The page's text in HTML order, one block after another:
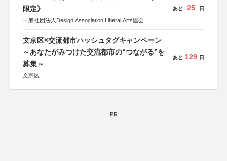
限定》
一般社団法人Design Association Liberal Arts協会
あと 25 日
文京区×交流都市ハッシュタグキャンペーン
～あなたがみつけた交流都市の“つながる”を
募集～
文京区
あと 129 日
PR